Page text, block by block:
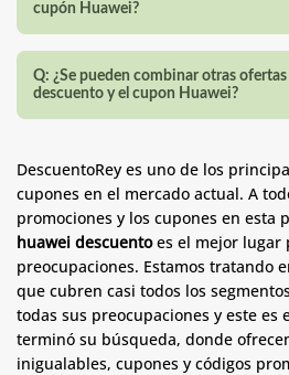
cupón Huawei?
Q: ¿Se pueden combinar otras
descuento y el cupon Huawei?
DescuentoRey es uno de los
cupones en el mercado actual. A
promociones y los cupones en esta
huawei descuentoes el mejor lugar
preocupaciones. Estamos tratando
que cubren casi todos los
todas sus preocupaciones y este
terminó su búsqueda, donde
inigualables, cupones y códigos